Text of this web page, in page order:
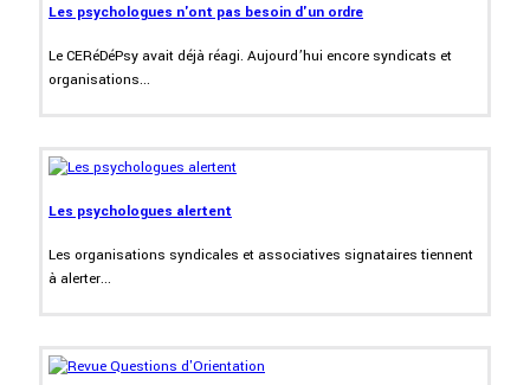
Les psychologues n'ont pas besoin d'un ordre
Le CERéDéPsy avait déjà réagi. Aujourd’hui encore syndicats et
organisations...
Les psychologues alertent
Les organisations syndicales et associatives signataires tiennent
à alerter...